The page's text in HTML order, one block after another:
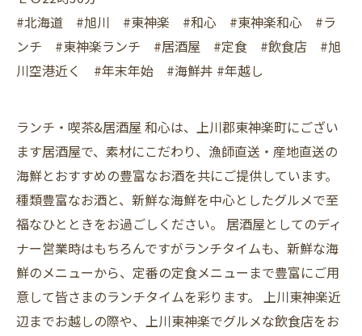
#北海道 #旭川 #東神楽 #和心 #東神楽和心 #ラ
ンチ #東神楽ランチ #居酒屋 #定食 #飲食店 #旭
川空港近く #年末年始 #海鮮丼 #年越し
ランチ・喫茶&居酒屋 和心は、上川郡東神楽町にござい
ます居酒屋で、素材にこだわり、漁師直送・産地直送の
海鮮とおすすめの豊富なお酒を共にご提供しています。
種類豊富なお酒と、新鮮な海鮮を中心としたグルメで至
福なひとときをお過ごしください。 居酒屋としてのディ
ナー営業時はもちろんですがランチタイムも、新鮮な海
鮮のメニューから、定番の定食メニューまで豊富にご用
意して皆さまのランチタイムを彩ります。 上川東神楽近
辺までお越しの際や、上川東神楽でグルメな飲食店をお